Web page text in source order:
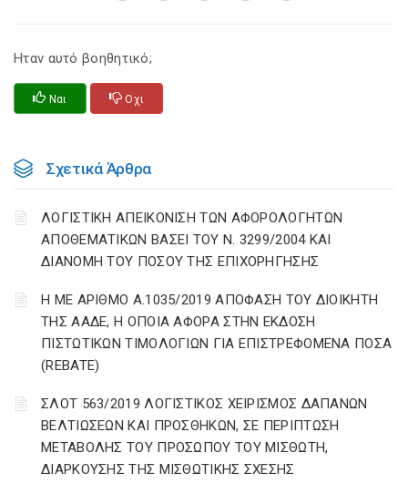
Ηταν αυτό βοηθητικό;
Ναι Οχι
Σχετικά Άρθρα
ΛΟΓΙΣΤΙΚΗ ΑΠΕΙΚΟΝΙΣΗ ΤΩΝ ΑΦΟΡΟΛΟΓΗΤΩΝ
ΑΠΟΘΕΜΑΤΙΚΩΝ ΒΑΣΕΙ ΤΟΥ N. 3299/2004 ΚΑΙ
ΔΙΑΝΟΜΗ ΤΟΥ ΠΟΣΟΥ ΤΗΣ ΕΠΙΧΟΡΗΓΗΣΗΣ
Η ΜΕ ΑΡΙΘΜΟ Α.1035/2019 ΑΠΟΦΑΣΗ ΤΟΥ ΔΙΟΙΚΗΤΗ
ΤΗΣ ΑΑΔΕ, Η ΟΠΟΙΑ ΑΦΟΡΑ ΣΤΗΝ ΕΚΔΟΣΗ
ΠΙΣΤΩΤΙΚΩΝ ΤΙΜΟΛΟΓΙΩΝ ΓΙΑ ΕΠΙΣΤΡΕΦΟΜΕΝΑ ΠΟΣΑ
(REBATE)
ΣΛΟΤ 563/2019 ΛΟΓΙΣΤΙΚΟΣ ΧΕΙΡΙΣΜΟΣ ΔΑΠΑΝΩΝ
ΒΕΛΤΙΩΣΕΩΝ ΚΑΙ ΠΡΟΣΘΗΚΩΝ, ΣΕ ΠΕΡΙΠΤΩΣΗ
ΜΕΤΑΒΟΛΗΣ ΤΟΥ ΠΡΟΣΩΠΟΥ ΤΟΥ ΜΙΣΘΩΤΗ,
ΔΙΑΡΚΟΥΣΗΣ ΤΗΣ ΜΙΣΘΩΤΙΚΗΣ ΣΧΕΣΗΣ